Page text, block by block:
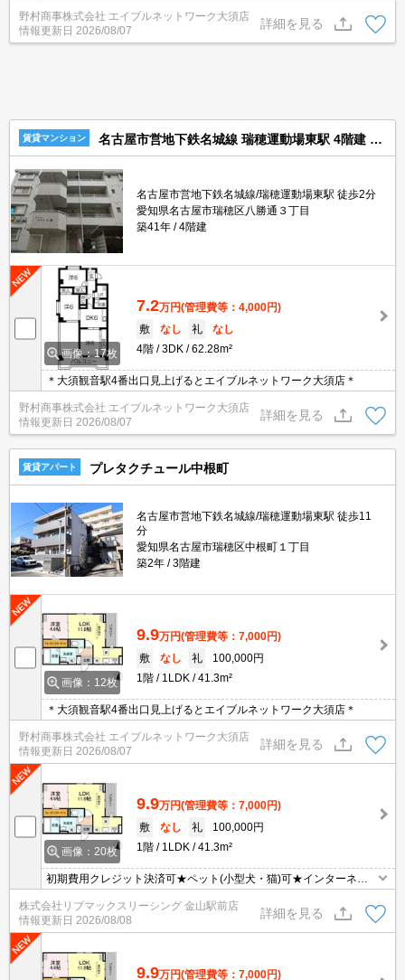
野村商事株式会社 エイブルネットワーク大須店
情報更新日 2026/08/07
詳細を見る
賃貸マンション 名古屋市営地下鉄名城線 瑞穂運動場東駅 4階建 築41年
名古屋市営地下鉄名城線/瑞穂運動場東駅 徒歩2分
愛知県名古屋市瑞穂区八勝通３丁目
築41年
4階建
画像：17枚
7.2万円(管理費等：4,000円)
敷
なし 礼
なし
4階
3DK 62.28m²
＊大須観音駅4番出口見上げるとエイブルネットワーク大須店＊
野村商事株式会社 エイブルネットワーク大須店
情報更新日 2026/08/07
詳細を見る
賃貸アパート プレタクチュール中根町
名古屋市営地下鉄名城線/瑞穂運動場東駅 徒歩11
分
愛知県名古屋市瑞穂区中根町１丁目
築2年
3階建
画像：12枚
9.9万円(管理費等：7,000円)
敷
なし 礼
100,000円
1階
1LDK 41.3m²
＊大須観音駅4番出口見上げるとエイブルネットワーク大須店＊
野村商事株式会社 エイブルネットワーク大須店
情報更新日 2026/08/07
詳細を見る
画像：20枚
9.9万円(管理費等：7,000円)
敷
なし 礼
100,000円
1階
1LDK 41.3m²
初期費用クレジット決済可★ペット(小型犬・猫)可★インターネッ
トWiFi無料★追い炊き機能など設備充実の1LDK♪スーパーが徒歩圏
内にあって便利な立地です！
株式会社リブマックスリーシング 金山駅前店
情報更新日 2026/08/08
詳細を見る
9.9万円(管理費等：7,000円)